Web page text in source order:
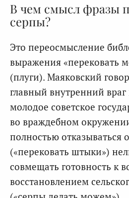
В чем смысл фразы
серпы?
Это переосмысление
выражения «перековать
(плуги). Маяковский
главный внутренний
молодое советское
во враждебном
полностью отказываться
(«перековать штыки»)
совмещать готовность к
восстановлением